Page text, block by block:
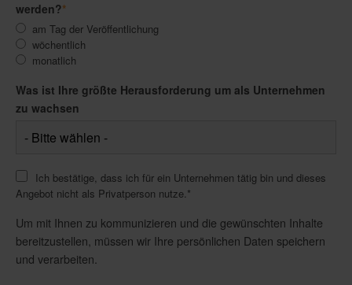
werden?*
am Tag der Veröffentlichung
wöchentlich
monatlich
Was ist Ihre größte Herausforderung um als Unternehmen
zu wachsen
Ich bestätige, dass ich für ein Unternehmen tätig bin und dieses
Angebot nicht als Privatperson nutze. *
Um mit Ihnen zu kommunizieren und die gewünschten Inhalte
bereitzustellen, müssen wir Ihre persönlichen Daten speichern
und verarbeiten.